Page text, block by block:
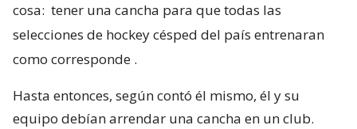
cosa: tener una cancha para que todas las
selecciones de hockey césped del país entrenaran
como corresponde .
Hasta entonces, según contó él mismo, él y su
equipo debían arrendar una cancha en un club.